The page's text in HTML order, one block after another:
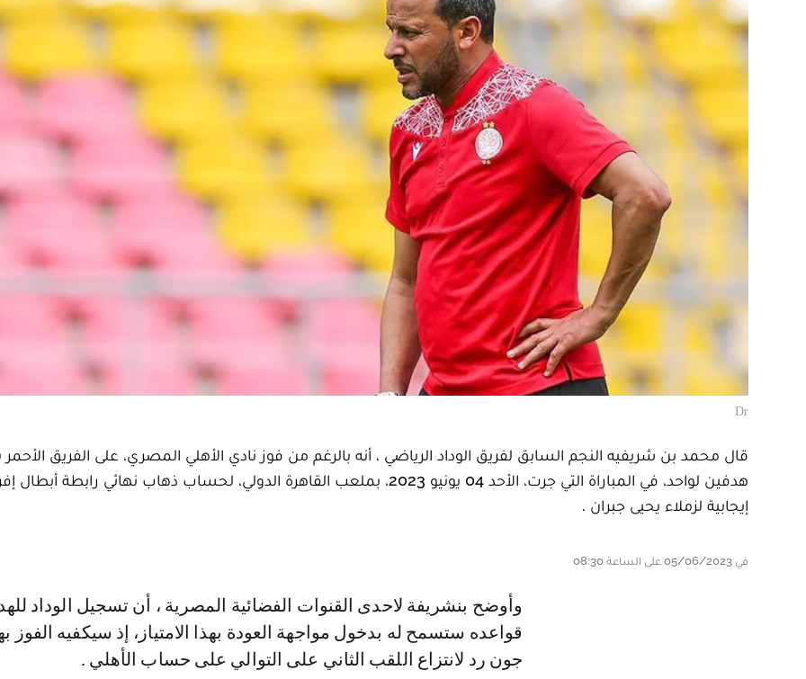
Dr
قال محمد بن شريفيه النجم السابق لفريق الوداد الرياضي ، أنه بالرغم من فوز نادي الأهلي المصري، على الفريق الأحمر
هدفين لواحد، في المباراة التي جرت، الأحد 04 يونيو 2023، بملعب القاهرة الدولي، لحساب ذهاب نهائي رابطة
إيجابية لزملاء يحيى جبران .
في 05/06/2023 على الساعة 08:30
وأوضح بنشريفة لاحدى القنوات الفضائية المصرية ، أن تسجيل الوداد للهدف خارج
قواعده ستسمح له بدخول مواجهة العودة بهذا الامتياز، إذ سيكفيه الفوز
جون رد لانتزاع اللقب الثاني على التوالي على حساب الأهلي .